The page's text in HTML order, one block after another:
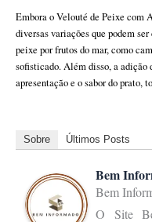
Embora o Velouté de Peixe com
diversas variações que podem
peixe por frutos do mar, como
sofisticado. Além disso, a adição
apresentação e o sabor do prato,
Sobre Últimos Posts
Bem
Bem
O Site